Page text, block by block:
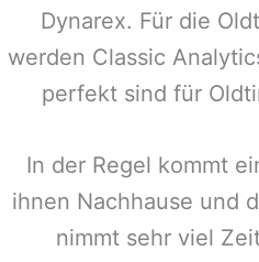
Dynarex. Für die
werden Classic
perfekt sind für
In der Regel kommt
ihnen Nachhause und
nimmt sehr viel